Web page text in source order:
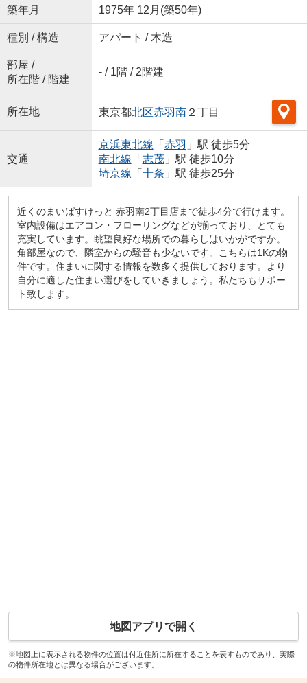
築年月 1975年 12月(築50年)
種別 / 構造 アパート / 木造
部屋 /
所在階 / 階建
- / 1階 / 2階建
所在地 東京都北区赤羽南２丁目
交通
京浜東北線 「 赤羽 」駅 徒歩5分
南北線 「 志茂」駅 徒歩10分
埼京線 「 十条 」駅 徒歩25分
近くのまいばすけっと 赤羽南2丁目店まで徒歩4分で行けます。
室内設備はエアコン・フローリングなどが揃っており、とても
充実しています。眺望良好な場所での暮らしはいかがですか。
角部屋なので、隣室からの騒音も少ないです。こちらは1Kの物
件です。住まいに関する情報を数多く提供しております。より
自分に適した住まい選びをしていきましょう。私たちもサポー
ト致します。
地図アプリで開く
※地図上に表示される物件の位置は付近住所に所在することを表すものであり、実際
の物件所在地とは異なる場合がございます。